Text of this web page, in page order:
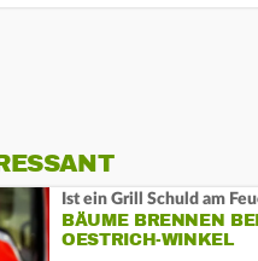
Ist ein Grill Schuld am
BÄUME BRENNEN
OESTRICH-WINKEL